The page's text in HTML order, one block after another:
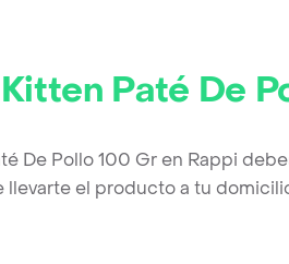
Paté De
De Pollo 100 Gr en Rappi
el producto a tu